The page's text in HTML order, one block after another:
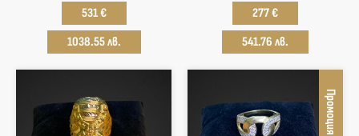
531 €
1038.55 лв.
277 €
541.76 лв.
Промоция